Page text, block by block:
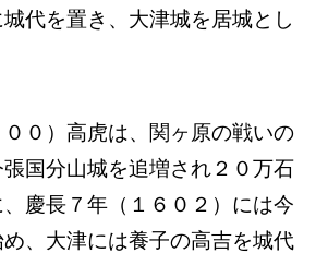
代を置き、大津城を居城とし
０）高虎は、関ヶ原の戦いの
国分山城を追増され２０万石
慶長７年（１６０２）には今
、大津には養子の高吉を城代